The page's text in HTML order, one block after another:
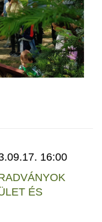
16:00
ÉS